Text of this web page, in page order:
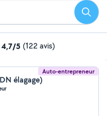
4,7/5 (122 avis)
Auto-entrepreneur
élagage)